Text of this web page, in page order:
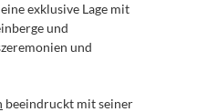
exklusive Lage mit
und
und
beeindruckt mit seiner